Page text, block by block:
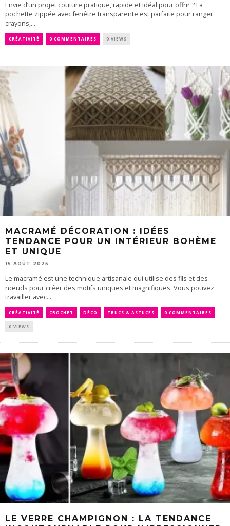
Envie d’un projet couture pratique, rapide et idéal pour offrir ? La
pochette zippée avec fenêtre transparente est parfaite pour ranger
crayons,...
CRÉATIVITÉ 0 COMMENTAIRES 0 VIEWS
MACRAMÉ DÉCORATION : IDÉES
TENDANCE POUR UN INTÉRIEUR BOHÈME
ET UNIQUE
15 AOÛT 2025
Le macramé est une technique artisanale qui utilise des fils et des
nœuds pour créer des motifs uniques et magnifiques. Vous pouvez
travailler avec...
CRÉATIVITÉ CROCHET DÉCO TRUCS & ASTUCES 0 COMMENTAIRES
0 VIEWS
LE VERRE CHAMPIGNON : LA TENDANCE